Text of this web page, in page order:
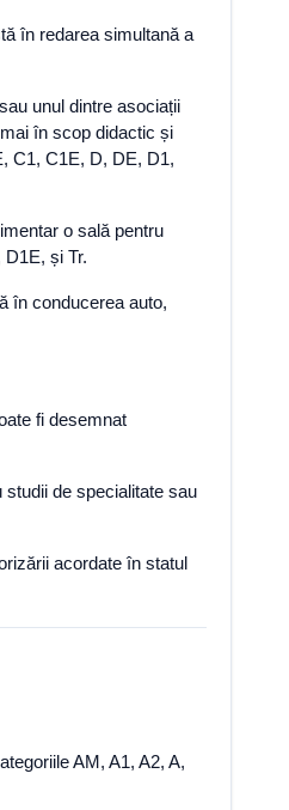
în redarea simultană a
unul dintre asociații
în scop didactic și
C1, C1E, D, DE, D1,
o sală pentru
și Tr.
în conducerea auto,
fi desemnat
de specialitate sau
acordate în statul
AM, A1, A2, A,